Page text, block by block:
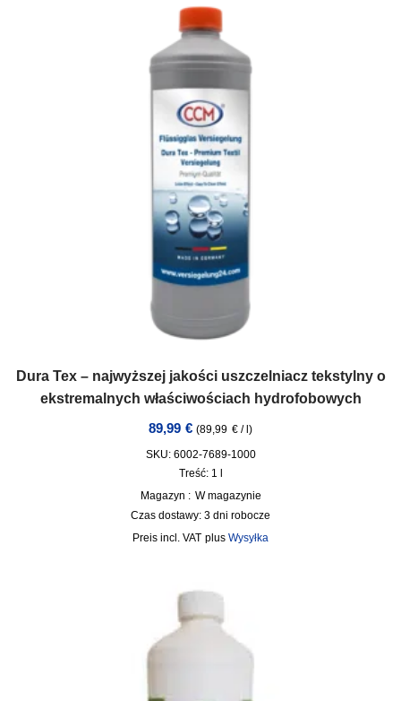
Dura Tex – najwyższej jakości uszczelniacz tekstylny o
ekstremalnych właściwościach hydrofobowych
89,99 € (89,99 € /l)
SKU: 6002-7689-1000
Treść: 1
Magazyn : W magazynie
Czas dostawy: 3 dni robocze
incl. VAT plus Wysyłka